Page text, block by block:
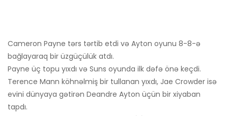
Cameron Payne tərs tərtib etdi və Ayton oyunu 8-8-ə
bağlayaraq bir üzgüçülük atdı.
Payne üç topu yıxdı və Suns oyunda ilk dəfə önə keçdi.
Terence Mann köhnəlmiş bir tullanan yıxdı, Jae Crowder isə
evini dünyaya gətirən Deandre Ayton üçün bir xiyaban
tapdı.